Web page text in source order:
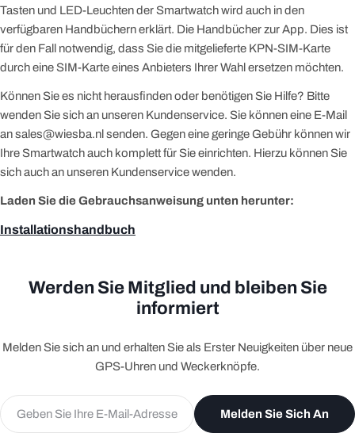
Tasten und LED-Leuchten der Smartwatch wird auch in den
verfügbaren Handbüchern erklärt. Die Handbücher zur App. Dies ist
für den Fall notwendig, dass Sie die mitgelieferte KPN-SIM-Karte
durch eine SIM-Karte eines Anbieters Ihrer Wahl ersetzen möchten.
Können Sie es nicht herausfinden oder benötigen Sie Hilfe? Bitte
wenden Sie sich an unseren Kundenservice. Sie können eine E-Mail
an sales@wiesba.nl senden. Gegen eine geringe Gebühr können wir
Ihre Smartwatch auch komplett für Sie einrichten. Hierzu können Sie
sich auch an unseren Kundenservice wenden.
Laden Sie die Gebrauchsanweisung unten herunter:
Installationshandbuch
Werden Sie Mitglied und bleiben Sie
informiert
Melden Sie sich an und erhalten Sie als Erster Neuigkeiten über neue
GPS-Uhren und Weckerknöpfe.
E-
Mail
Melden Sie Sich An